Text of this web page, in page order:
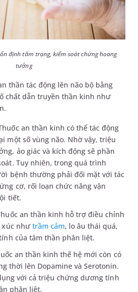
định tâm trạng, kiểm soát chứng hoang
tưởng
thần tác động lên não bộ bằng
chất dẫn truyền thần kinh như
an thần kinh có thể tác động
một số vùng não. Nhờ vậy, triệu
ảo giác và kích động sẽ phần
Tuy nhiên, trong quá trình
bệnh thường phải đối mặt với tác
cơ, rối loạn chức năng vận
tiết.
an thần kinh hỗ trợ điều chỉnh
xúc như trầm cảm, lo âu thái quá,
của tâm thần phân liệt.
an thần kinh thế hệ mới còn có
thời lên Dopamine và Serotonin.
với cả triệu chứng dương tính
phân liệt.